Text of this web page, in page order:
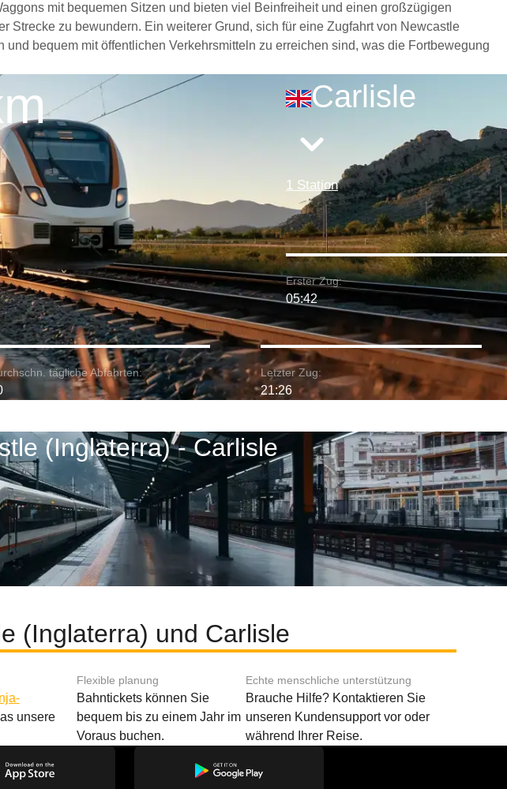
mit bequemen Sitzen und bieten viel Beinfreiheit und einen großzügigen
zu bewundern. Ein weiterer Grund, sich für eine Zugfahrt von Newcastle
bequem mit öffentlichen Verkehrsmitteln zu erreichen sind, was die Fortbewegung
Carlisle
1 Station
Erster Zug:
05:42
tägliche Abfahrten: Letzter Zug:
21:26
(Inglaterra) - Carlisle
(Inglaterra) und Carlisle
unsere
Flexible planung
Bahntickets können Sie
bequem bis zu einem Jahr im
Voraus buchen.
Echte menschliche unterstützung
Brauche Hilfe? Kontaktieren Sie
unseren Kundensupport vor oder
während Ihrer Reise.